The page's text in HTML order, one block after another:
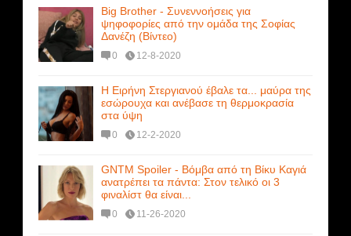
Big Brother - Συνεννοήσεις για
ψηφοφορίες από την ομάδα της Σοφίας
Δανέζη (Βίντεο)
0 12-8-2020
Η Ειρήνη Στεργιανού έβαλε τα... μαύρα της
εσώρουχα και ανέβασε τη θερμοκρασία
στα ύψη
0 12-2-2020
GNTM Spoiler - Βόμβα από τη Βίκυ Καγιά
ανατρέπει τα πάντα: Στον τελικό οι 3
φιναλίστ θα είναι...
0 11-26-2020